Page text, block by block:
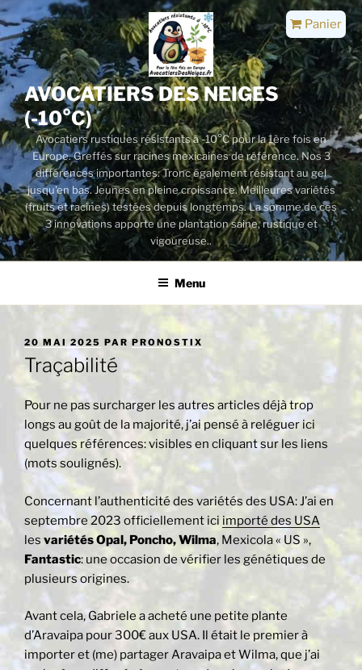
Panier
Aller
au
contenu
principal
AVOCATIERS DES NEIGES
(-10°C)
Avocatiers rustiques résistants à -10°C pour la 1ère fois en
Europe. Greffés sur racines mexicaines de référence. Nos 3
différences importantes: Tronc également résistant au gel
jusqu'en bas. Jeunes en pleine croissance. Meilleures variétés
(fruits et racines) testées depuis longtemps. La somme de ces
3 innovations apporte une plantation saine, rustique et
vigoureuse..
Menu
PUBLIÉ
LE
20 MAI 2025 PAR PRONOSTIX
Traçabilité
Pour ne pas surcharger les autres articles déjà trop
longs au goût de la majorité, j’ai pensé à reléguer ici
quelques références: visibles en cliquant sur les liens
(mots soulignés).
Concernant l’authenticité des variétés des USA: J’ai en
septembre 2023 officiellement ici importé des USA
les variétés Opal, Poncho, Wilma, Mexicola « US »,
Fantastic: une occasion de vérifier les génétiques de
plusieurs origines.
Avant cela, Gabriele a acheté une petite plante
d’Aravaipa pour 300€ aux USA. Il était le premier à
importer et (me) partager Aravaipa et Wilma, que j’ai